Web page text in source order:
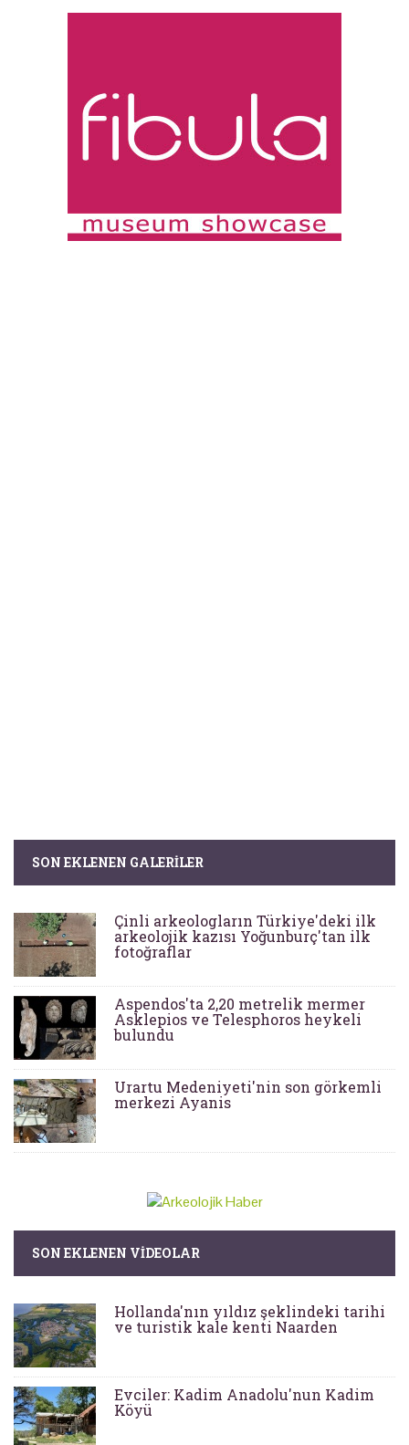
SON EKLENEN GALERILER
Çinli arkeologların Türkiye'deki ilk
arkeolojik kazısı Yoğunburç'tan ilk
fotoğraflar
Aspendos'ta 2,20 metrelik mermer
Asklepios ve Telesphoros heykeli
bulundu
Urartu Medeniyeti'nin son görkemli
merkezi Ayanis
SON EKLENEN VIDEOLAR
Hollanda'nın yıldız şeklindeki tarihi
ve turistik kale kenti Naarden
Evciler: Kadim Anadolu'nun Kadim
Köyü